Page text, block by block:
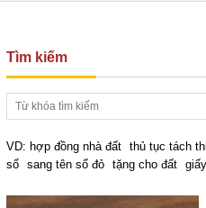
Tìm kiếm
VD: hợp đồng nhà đất thủ tục tách
sổ
sang tên sổ đỏ tặng cho đất